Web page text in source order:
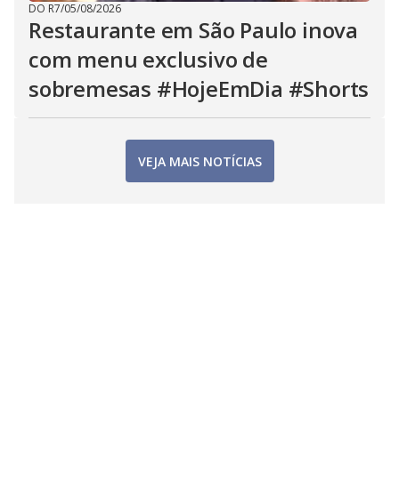
DO R7/05/08/2026
Restaurante em São Paulo inova
com menu exclusivo de
sobremesas #HojeEmDia #Shorts
VEJA MAIS NOTÍCIAS